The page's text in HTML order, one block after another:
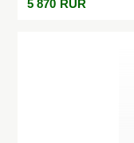
5 870 RUR